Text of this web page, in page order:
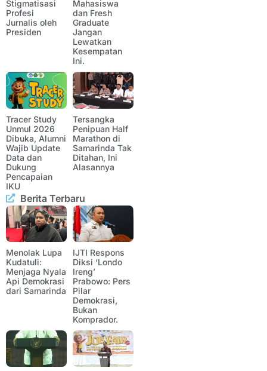
Stigmatisasi
Profesi
Jurnalis oleh
Presiden
Mahasiswa
dan Fresh
Graduate
Jangan
Lewatkan
Kesempatan
Ini.
Tracer Study
Unmul 2026
Dibuka, Alumni
Wajib Update
Data dan
Dukung
Pencapaian
IKU
Tersangka
Penipuan Half
Marathon di
Samarinda Tak
Ditahan, Ini
Alasannya
Berita Terbaru
Menolak Lupa
Kudatuli:
Menjaga Nyala
Api Demokrasi
dari Samarinda
IJTI Respons
Diksi ‘Londo
Ireng’
Prabowo: Pers
Pilar
Demokrasi,
Bukan
Komprador.